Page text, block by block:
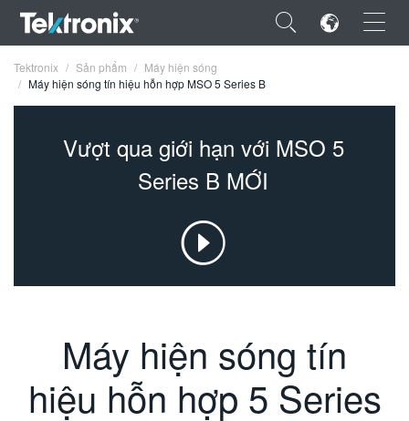
×
VIỆT NAM
日本語
한국어
Tektronix Sản phẩm
Máy hiện sóng
Máy hiện sóng tín hiệu hỗn hợp MSO 5 Series B
Vượt qua giới hạn với MSO 5
Series B MỚI
Máy hiện sóng tín
hiệu hỗn hợp 5 Series